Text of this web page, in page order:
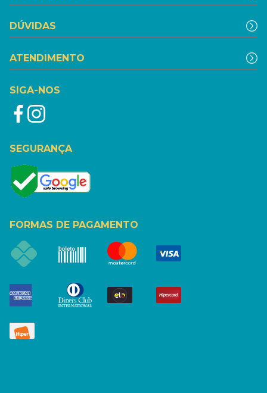
DÚVIDAS
ATENDIMENTO
SIGA-NOS
SEGURANÇA
FORMAS DE PAGAMENTO